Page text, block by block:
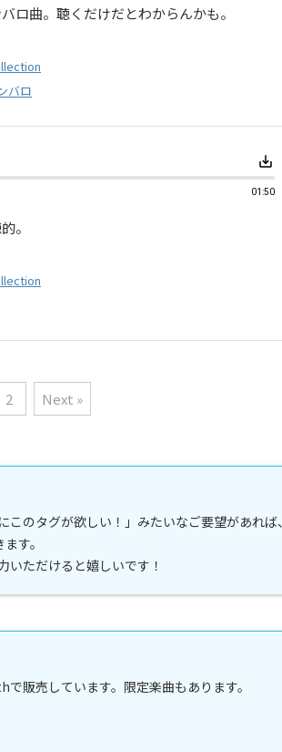
ロ曲。聴くだけだとわからんかも。
バロ
save_alt
01:50
。
2 Next »
このタグが欲しい！」みたいなご要望があれば、
す。
いただけると嬉しいです！
販売しています。限定楽曲もあります。